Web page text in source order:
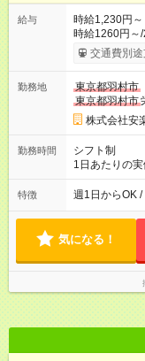
給与
時給1,230円～
時給1260円～/22時以降
間】試用期間
採用時と同じ
交通費別途
勤務地
東京都羽村市
東京都羽村市
株式会社安
勤務時間
シフト制
1日あたりの
～/短時間OK！
トは自己申告
して短時間」
特徴 週1日からOK
気になる！